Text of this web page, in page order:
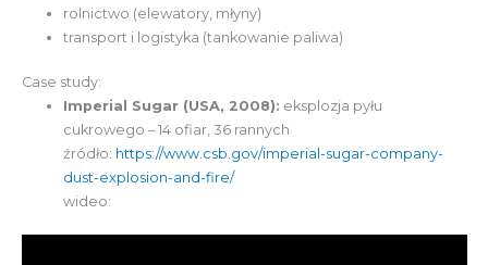
rolnictwo (elewatory, młyny)
transport i logistyka (tankowanie paliwa)
Case study:
Imperial Sugar (USA, 2008): eksplozja pyłu
cukrowego – 14 ofiar, 36 rannych
źródło: https://www.csb.gov/imperial-sugar-company-
dust-explosion-and-fire/
wideo: